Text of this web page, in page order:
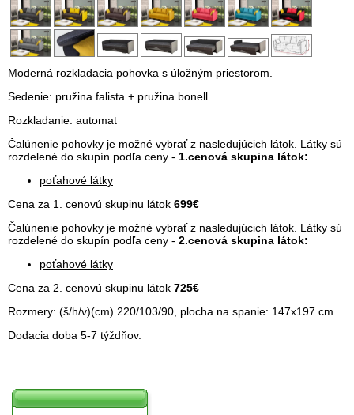
Moderná rozkladacia pohovka s úložným priestorom.
Sedenie: pružina falista + pružina bonell
Rozkladanie: automat
Čalúnenie pohovky je možné vybrať z nasledujúcich látok. Látky sú
rozdelené do skupín podľa ceny - 1.cenová skupina látok:
poťahové látky
Cena za 1. cenovú skupinu látok 699€
Čalúnenie pohovky je možné vybrať z nasledujúcich látok. Látky sú
rozdelené do skupín podľa ceny - 2.cenová skupina látok:
poťahové látky
Cena za 2. cenovú skupinu látok 725€
Rozmery: (š/h/v)(cm) 220/103/90, plocha na spanie: 147x197 cm
Dodacia doba 5-7 týždňov.